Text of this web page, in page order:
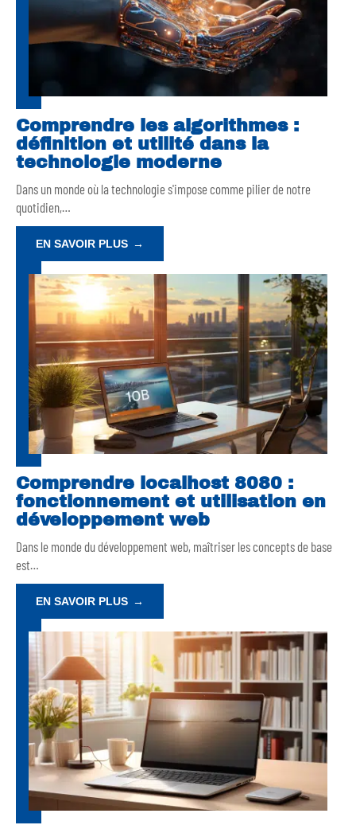
Comprendre les algorithmes :
définition et utilité dans la
technologie moderne
Dans un monde où la technologie s'impose comme pilier de notre
quotidien,…
EN SAVOIR PLUS
Comprendre localhost 8080 :
fonctionnement et utilisation en
développement web
Dans le monde du développement web, maîtriser les concepts de base
est…
EN SAVOIR PLUS